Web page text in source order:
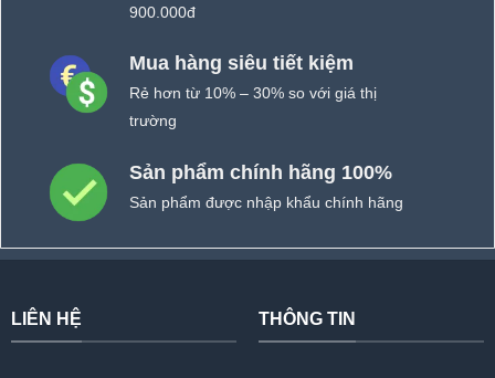
900.000đ
Mua hàng siêu tiết kiệm
Rẻ hơn từ 10% – 30% so với giá thị
trường
Sản phẩm chính hãng 100%
Sản phẩm được nhập khẩu chính hãng
LIÊN HỆ THÔNG TIN